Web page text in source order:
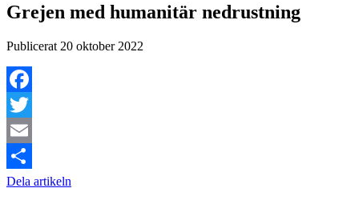
Grejen med humanitär nedrustning
Publicerat 20 oktober 2022
Facebook
Twitter
Email
Dela artikeln